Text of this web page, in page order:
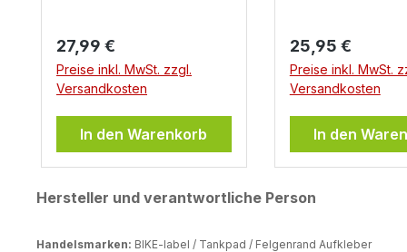
Regulärer Preis:
27,99 €
Preise inkl. MwSt. zzgl.
Versandkosten
In den Warenkorb
reflektierende
fürs Motorrad
generell Erlaubt?
mit ja oder mit
beantwortet
Land zu Land
Einsatz von
Regulärer Preis:
25,95 €
Preise inkl. MwSt.
Versandkosten
In den
Hersteller und verantwortliche Person
Handelsmarken: BIKE-label / Tankpad / Felgenrand Aufkleber